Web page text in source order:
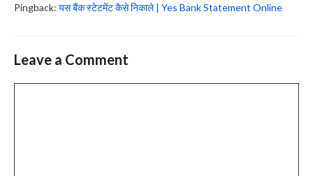
Pingback: यस बैंक स्टेटमेंट कैसे निकाले | Yes Bank Statement Online
Leave a Comment